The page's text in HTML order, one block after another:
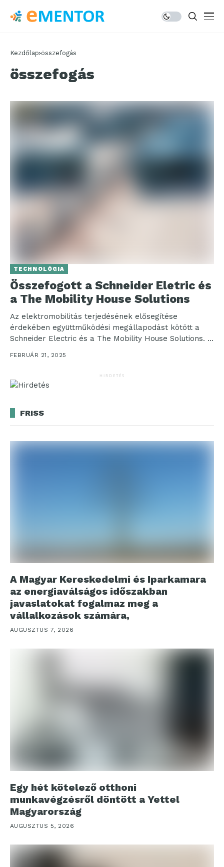
Kezdőlap összefogás
összefogás
TECHNOLÓGIA
Összefogott a Schneider Eletric és
a The Mobility House Solutions
Az elektromobilitás terjedésének elősegítése
érdekében együttműködési megállapodást kötött a
Schneider Electric és a The Mobility House Solutions. A
cél, hogy minél több, tömegközlekedési...
FEBRUÁR 21, 2025
HIRDETÉS
FRISS
A Magyar Kereskedelmi és Iparkamara
az energiaválságos időszakban
javaslatokat fogalmaz meg a
vállalkozások számára,
AUGUSZTUS 7, 2026
Egy hét kötelező otthoni
munkavégzésről döntött a Yettel
Magyarország
AUGUSZTUS 5, 2026